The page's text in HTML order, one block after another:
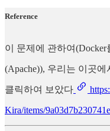
Reference
이 문제에 관하여
(Apache)), 우리는 이곳
클릭하여 보았다
Kira/items/